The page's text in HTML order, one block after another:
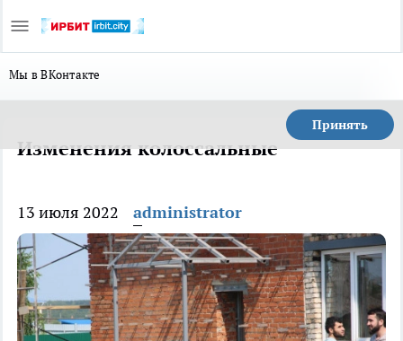
Мы в ВКонтакте
Принять
Изменения колоссальные
13 июля 2022 administrator